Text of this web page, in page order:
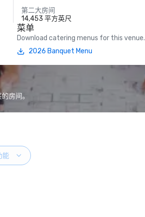
第二大房间
14,453 平方英尺
菜单
Download catering menus for this venue.
2026 Banquet Menu
房间。
能